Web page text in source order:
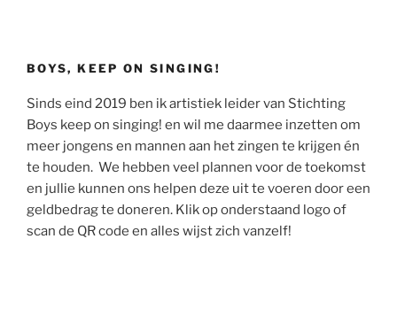
BOYS, KEEP ON SINGING!
Sinds eind 2019 ben ik artistiek leider van Stichting
Boys keep on singing! en wil me daarmee inzetten om
meer jongens en mannen aan het zingen te krijgen én
te houden. We hebben veel plannen voor de toekomst
en jullie kunnen ons helpen deze uit te voeren door een
geldbedrag te doneren. Klik op onderstaand logo of
scan de QR code en alles wijst zich vanzelf!